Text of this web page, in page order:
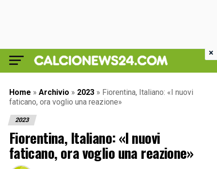
Home » Archivio » 2023 » Fiorentina, Italiano: «I nuovi
faticano, ora voglio una reazione»
2023
Fiorentina, Italiano: «I nuovi
faticano, ora voglio una reazione»
×